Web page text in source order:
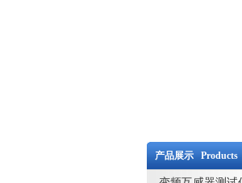
产品展示 Products